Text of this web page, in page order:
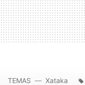
TEMAS Xataka